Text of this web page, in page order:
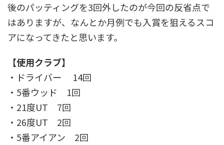
後のパッティングを3回外したのが今回の反省点で
はありますが、なんとか月例でも入賞を狙えるスコ
アになってきたと思います。
【使用クラブ】
・ドライバー 14回
・5番ウッド 1回
・21度UT 7回
・26度UT 2回
・5番アイアン 2回